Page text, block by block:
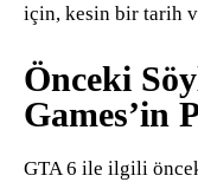
için, kesin bir tarih
Önceki
Games’in
GTA 6 ile ilgili